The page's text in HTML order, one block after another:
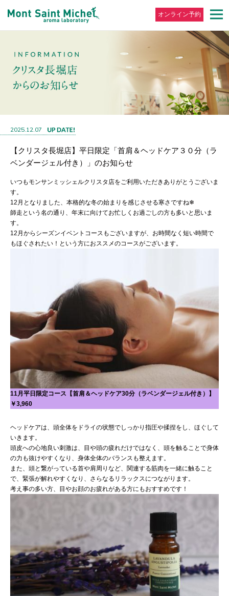
オンライン予約
2025.12.07
【クリスタ長堀店】平日限定「首肩＆ヘッドケア３０分（ラ
ベンダージェル付き）」のお知らせ
いつもモンサンミッシェルクリスタ店をご利用いただきありがとうございま
す。
12月となりました、本格的な冬の始まりを感じさせる寒さですね❄
師走という名の通り、年末に向けてお忙しくお過ごしの方も多いと思いま
す。
12月からシーズンイベントコースもございますが、お時間なく短い時間で
もほぐされたい！という方におススメのコースがございます。
11月平日限定コース【首肩＆ヘッドケア30分（ラベンダージェル付き）】
￥3,960
ヘッドケアは、頭全体をドライの状態でしっかり指圧や揉捏をし、ほぐして
いきます。
頭皮への心地良い刺激は、目や頭の疲れだけではなく、頭を触ることで身体
の力も抜けやすくなり、身体全体のバランスも整えます。
また、頭と繋がっている首や肩周りなど、関連する筋肉を一緒に触ること
で、緊張が解れやすくなり、さらなるリラックスにつながります。
考え事の多い方、目やお顔のお疲れがある方にもおすすめです！